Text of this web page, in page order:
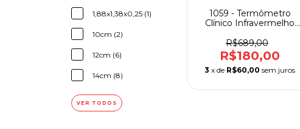
1,88x1,38x0,25 (1)
10cm (2)
12cm (6)
14cm (8)
VER TODOS
1059 - Termômetro
Clínico Infravermelho
R$689,00
R$180,00
3 x de R$60,00 sem juros